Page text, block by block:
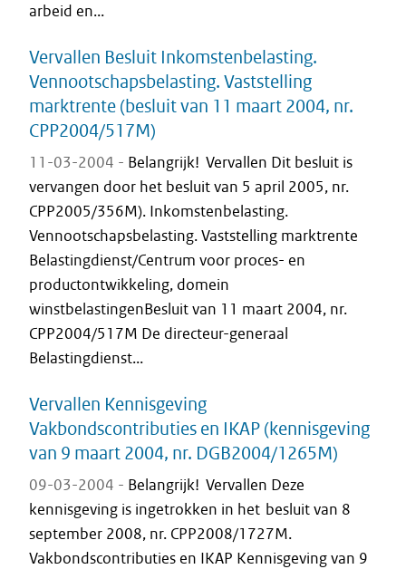
arbeid en...
Vervallen Besluit Inkomstenbelasting.
Vennootschapsbelasting. Vaststelling
marktrente (besluit van 11 maart 2004, nr.
CPP2004/517M)
11-03-2004 - Belangrijk! Vervallen Dit besluit is
vervangen door het besluit van 5 april 2005, nr.
CPP2005/356M). Inkomstenbelasting.
Vennootschapsbelasting. Vaststelling marktrente
Belastingdienst/Centrum voor proces- en
productontwikkeling, domein
winstbelastingenBesluit van 11 maart 2004, nr.
CPP2004/517M De directeur-generaal
Belastingdienst...
Vervallen Kennisgeving
Vakbondscontributies en IKAP (kennisgeving
van 9 maart 2004, nr. DGB2004/1265M)
09-03-2004 - Belangrijk! Vervallen Deze
kennisgeving is ingetrokken in het besluit van 8
september 2008, nr. CPP2008/1727M.
Vakbondscontributies en IKAP Kennisgeving van 9